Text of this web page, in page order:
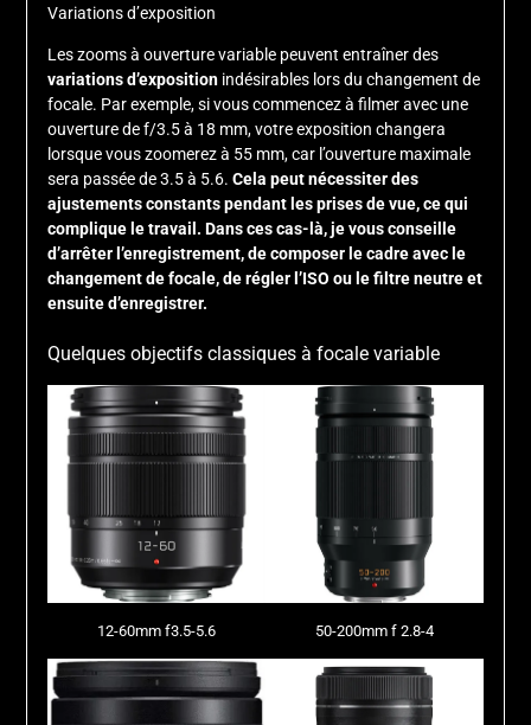
Variations d’exposition
Les zooms à ouverture variable peuvent entraîner des
variations d’expositionindésirables lors du changement de
focale. Par exemple, si vous commencez à filmer avec une
ouverture de f/3.5 à 18 mm, votre exposition changera
lorsque vous zoomerez à 55 mm, car l’ouverture maximale
sera passée de 3.5 à 5.6. Cela peut nécessiter des
ajustements constants pendant les prises de vue, ce qui
complique le travail. Dans ces cas-là, je vous conseille
d’arrêter l’enregistrement, de composer le cadre avec le
changement de focale, de régler l’ISO ou le filtre neutre et
ensuite d’enregistrer.
Quelques objectifs classiques à focale variable
12-60mm f3.5-5.6 50-200mm f 2.8-4